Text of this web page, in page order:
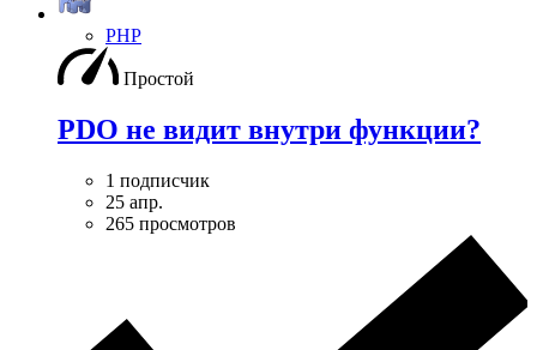
PHP
Простой
PDO не видит внутри функции?
1 подписчик
25 апр.
265 просмотров